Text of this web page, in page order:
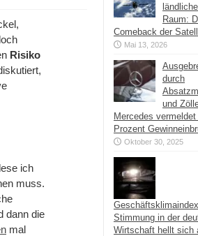
Risiko
ich
muss.
dann die
mal
Raum:
Comeback der
Mai 13, 2026
durch
und
Mercedes vermeldet
Prozent
Oktober 30, 2025
Stimmung in der
Wirtschaft hellt sich